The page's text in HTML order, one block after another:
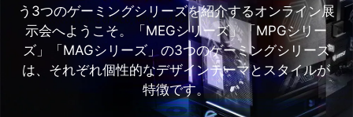
う3つのゲーミングシリーズを紹介するオンライン展
示会へようこそ。「MEGシリーズ」「MPGシリー
ズ」「MAGシリーズ」の3つのゲーミングシリーズ
は、それぞれ個性的なデザインテーマとスタイルが
特徴です。